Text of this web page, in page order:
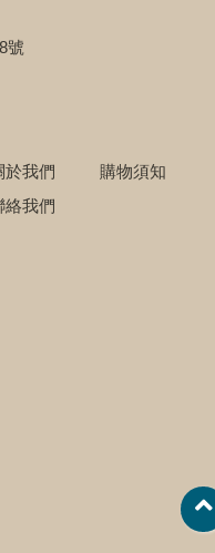
號
於我們
購物須知
絡我們